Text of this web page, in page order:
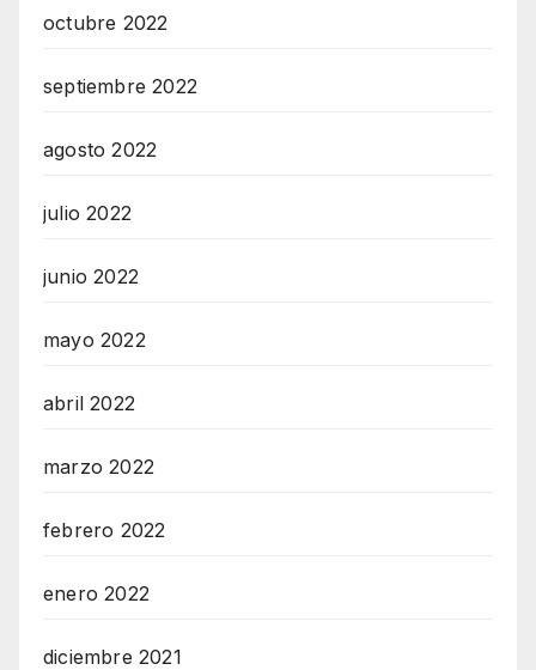
octubre 2022
septiembre 2022
agosto 2022
julio 2022
junio 2022
mayo 2022
abril 2022
marzo 2022
febrero 2022
enero 2022
diciembre 2021